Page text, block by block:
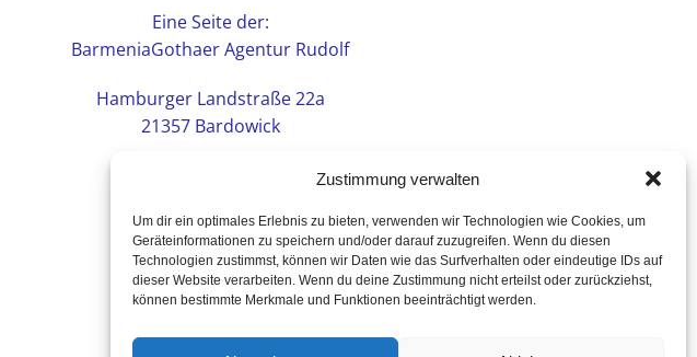
Zustimmung verwalten
Um dir ein optimales Erlebnis zu bieten, verwenden wir Technologien wie Cookies, um
Geräteinformationen zu speichern und/oder darauf zuzugreifen. Wenn du diesen
Technologien zustimmst, können wir Daten wie das Surfverhalten oder eindeutige IDs auf
dieser Website verarbeiten. Wenn du deine Zustimmung nicht erteilst oder zurückziehst,
können bestimmte Merkmale und Funktionen beeinträchtigt werden.
Eine Seite der:
BarmeniaGothaer Agentur Rudolf
Hamburger Landstraße 22a
21357 Bardowick